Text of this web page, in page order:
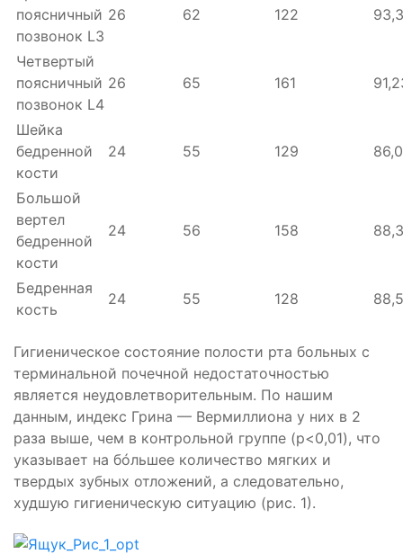
поясничный
позвонок L3
26 62 122
Четвертый
поясничный
позвонок L4
26 65 161
Шейка
бедренной
кости
24 55 129
Большой
вертел
бедренной
кости
24 56 158
Бедренная
кость
24 55 128
Гигиеническое состояние полости рта больных с
терминальной почечной недостаточностью
является неудовлетворительным. По нашим
данным, индекс Грина — Вермиллиона у них в 2
раза выше, чем в контрольной группе (p<0,01), что
указывает на бóльшее количество мягких и
твердых зубных отложений, а следовательно,
худшую гигиеническую ситуацию (рис. 1).